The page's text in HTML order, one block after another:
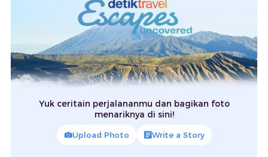
Yuk ceritain perjalananmu dan bagikan foto
menariknya di sini!
Upload Photo Write a Story